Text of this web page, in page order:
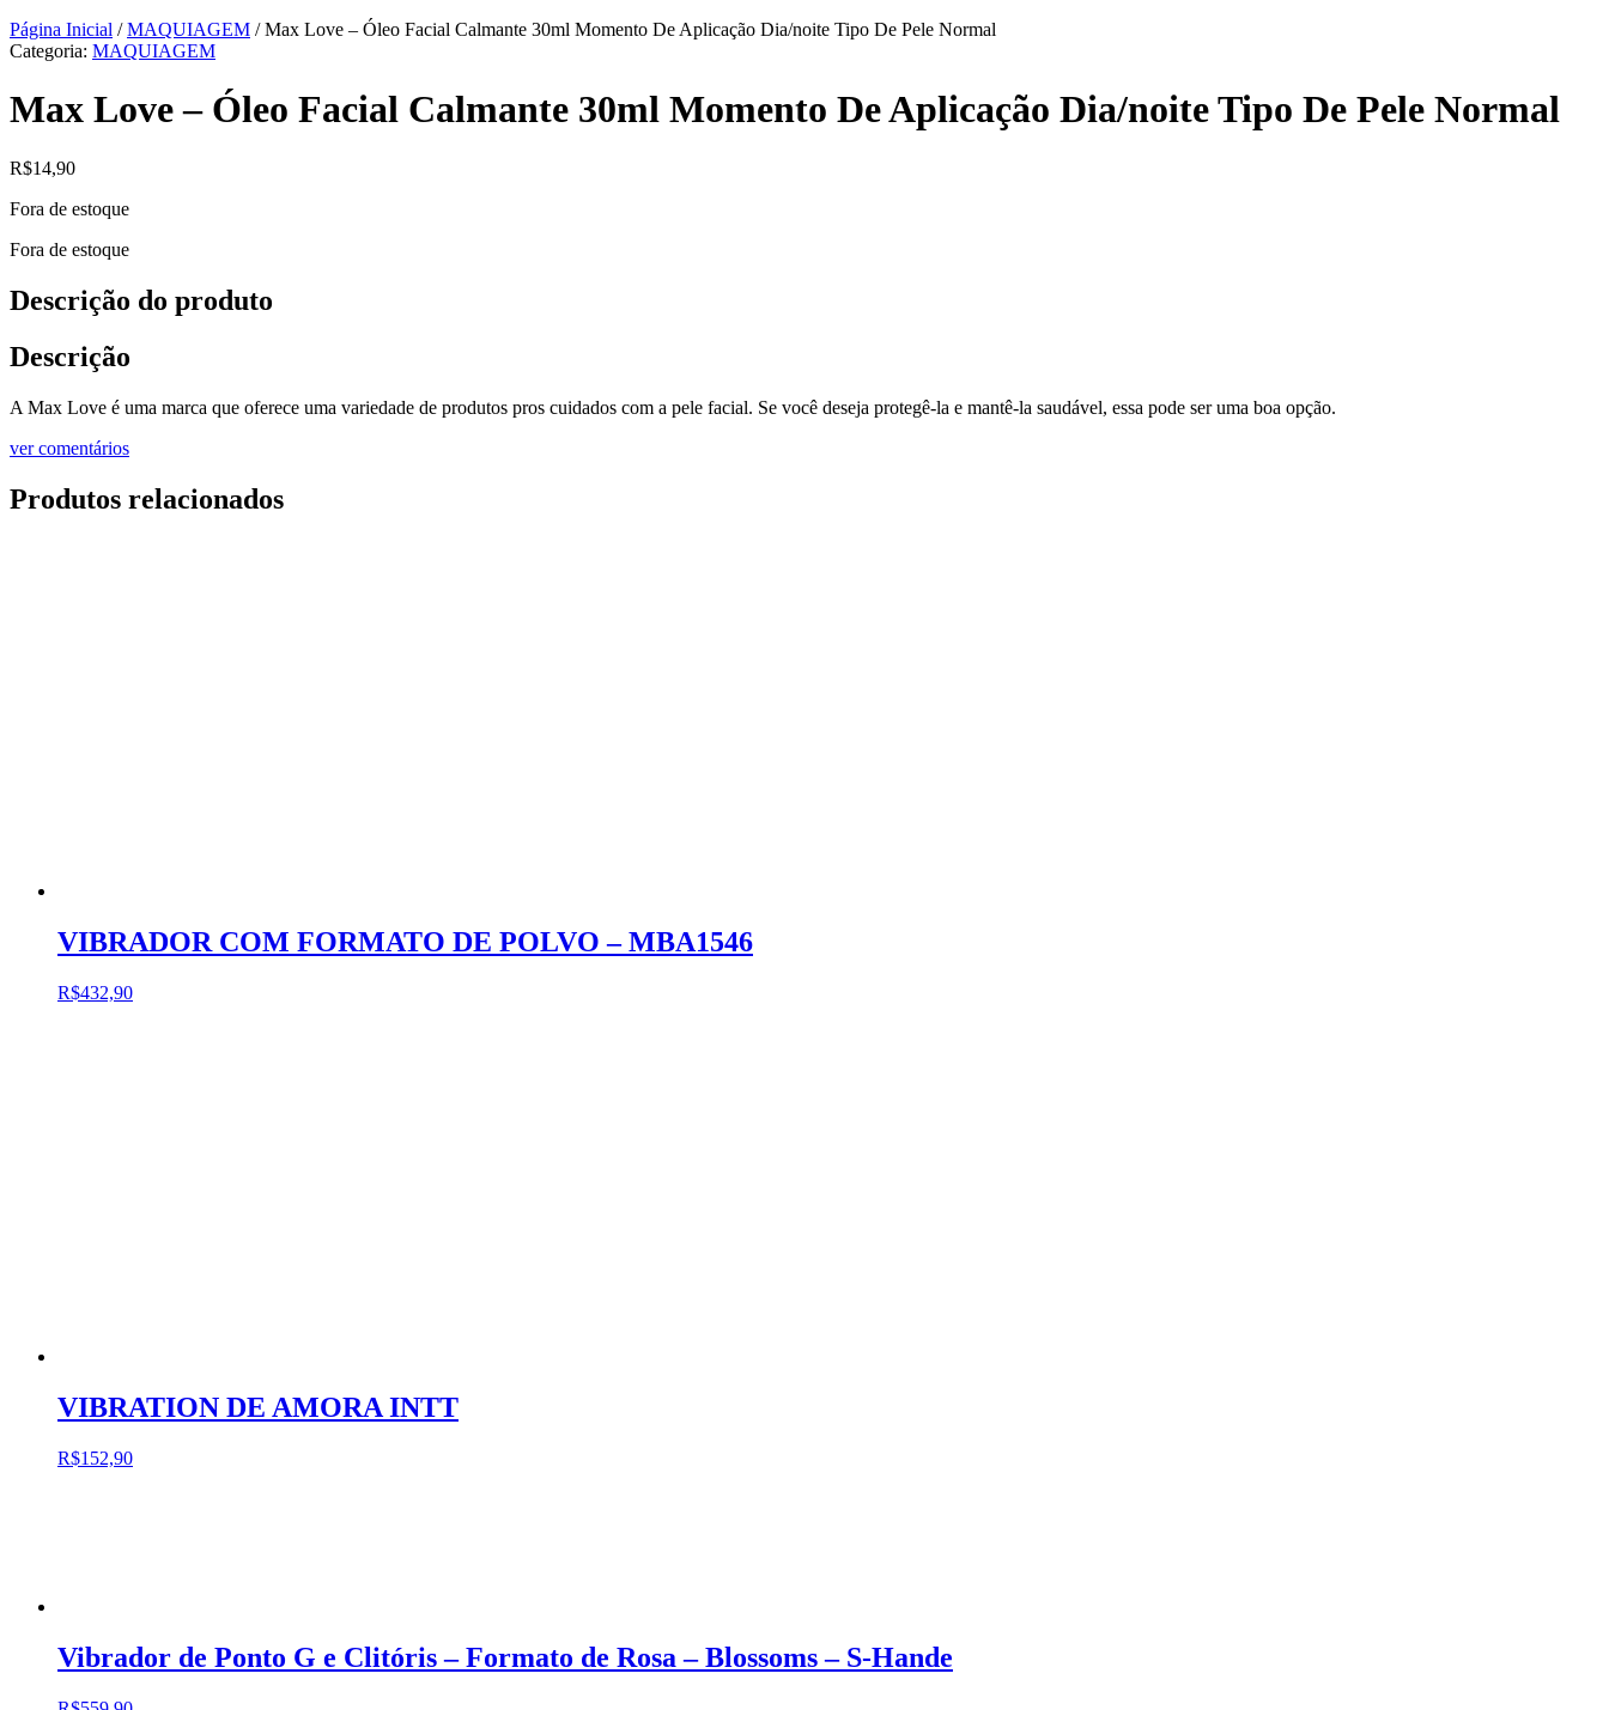
Página Inicial /MAQUIAGEM / Max Love – Óleo Facial Calmante 30ml Momento De Aplicação Dia/noite Tipo De Pele Normal
Categoria: MAQUIAGEM
Max Love – Óleo Facial Calmante 30ml Momento De Aplicação Dia/noite Tipo De Pele Normal
R$14,90
Fora de estoque
Fora de estoque
Descrição do produto
Descrição
A Max Love é uma marca que oferece uma variedade de produtos pros cuidados com a pele facial. Se você deseja protegê-la e mantê-la saudável, essa pode ser uma boa opção.
ver comentários
Produtos relacionados
VIBRADOR COM FORMATO DE POLVO – MBA1546
R$432,90
VIBRATION DE AMORA INTT
R$152,90
Vibrador de Ponto G e Clitóris – Formato de Rosa – Blossoms – S-Hande